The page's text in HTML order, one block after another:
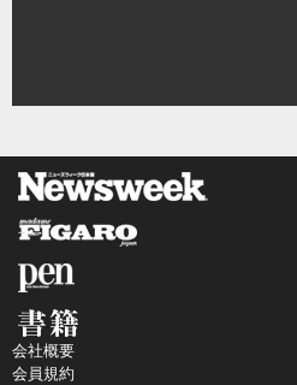
会社概要
会員規約